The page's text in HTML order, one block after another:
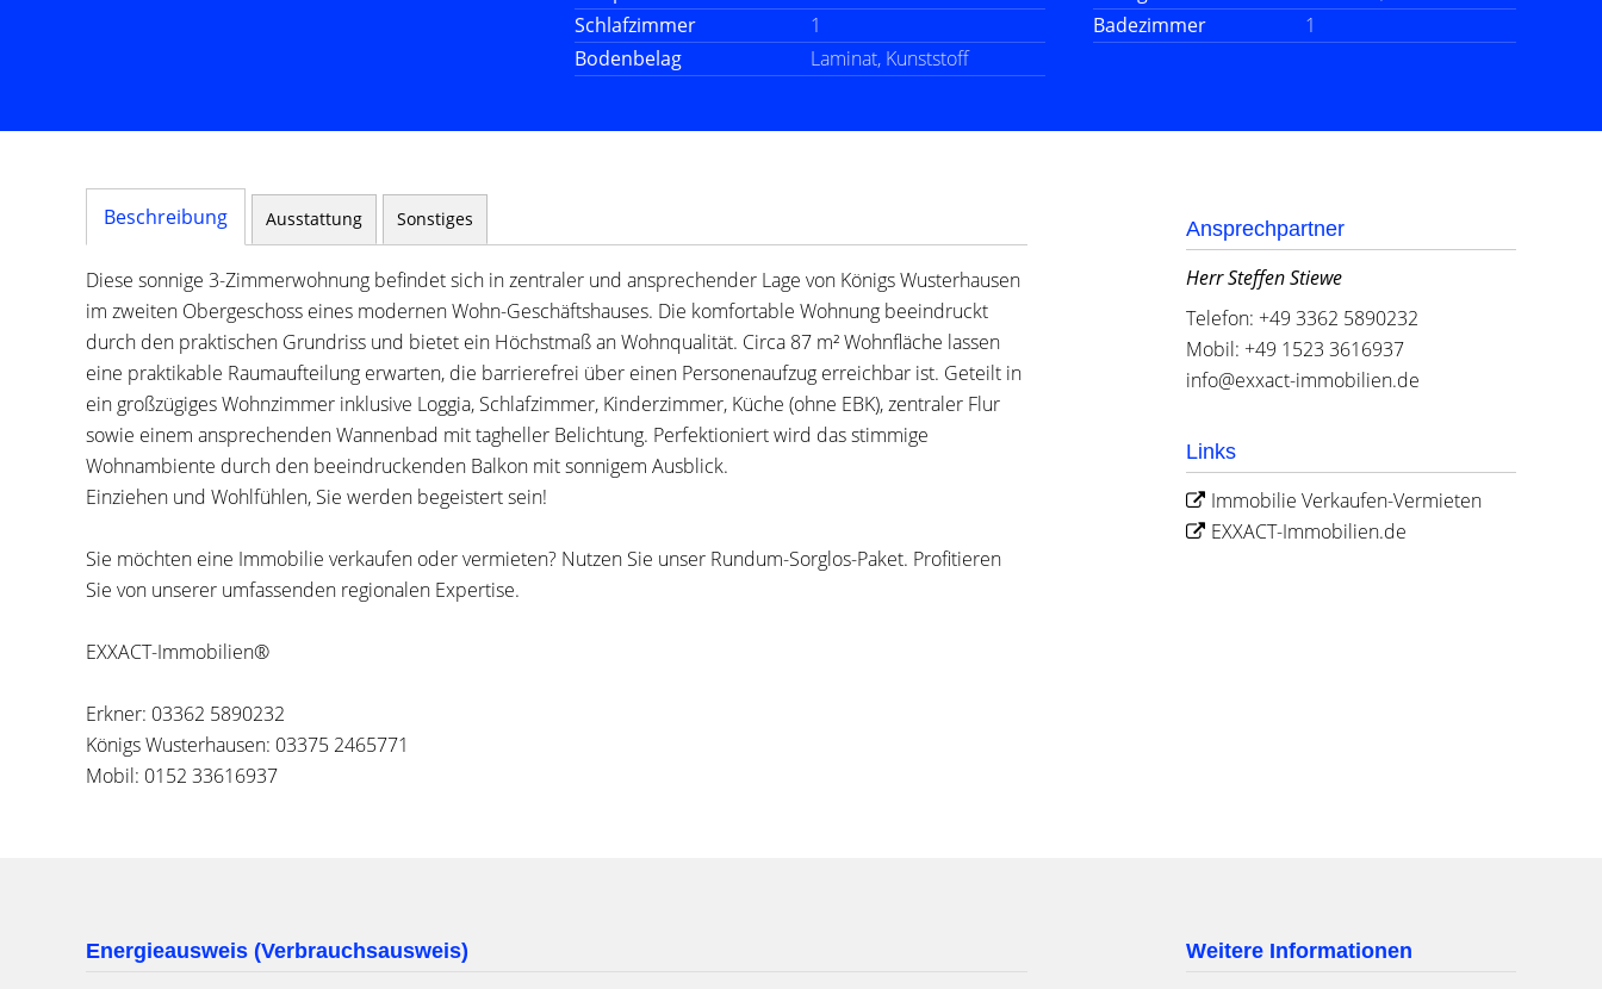
Schlafzimmer
1 Badezimmer
1
Bodenbelag
Laminat, Kunststoff
Beschreibung Ausstattung Sonstiges
Diese sonnige 3-Zimmerwohnung befindet sich in zentraler und ansprechender Lage von Königs Wusterhausen
im zweiten Obergeschoss eines modernen Wohn-Geschäftshauses. Die komfortable Wohnung beeindruckt
durch den praktischen Grundriss und bietet ein Höchstmaß an Wohnqualität. Circa 87 m² Wohnfläche lassen
eine praktikable Raumaufteilung erwarten, die barrierefrei über einen Personenaufzug erreichbar ist. Geteilt in
ein großzügiges Wohnzimmer inklusive Loggia, Schlafzimmer, Kinderzimmer, Küche (ohne EBK), zentraler Flur
sowie einem ansprechenden Wannenbad mit tagheller Belichtung. Perfektioniert wird das stimmige
Wohnambiente durch den beeindruckenden Balkon mit sonnigem Ausblick.
Einziehen und Wohlfühlen, Sie werden begeistert sein!
Sie möchten eine Immobilie verkaufen oder vermieten? Nutzen Sie unser Rundum-Sorglos-Paket. Profitieren
Sie von unserer umfassenden regionalen Expertise.
EXXACT-Immobilien®
Erkner: 03362 5890232
Königs Wusterhausen: 03375 2465771
Mobil: 0152 33616937
Ansprechpartner
Herr Steffen Stiewe
Telefon: +49 3362 5890232
Mobil: +49 1523 3616937
info@exxact-immobilien.de
Links
Immobilie Verkaufen-Vermieten
EXXACT-Immobilien.de
Energieausweis (Verbrauchsausweis) Weitere Informationen